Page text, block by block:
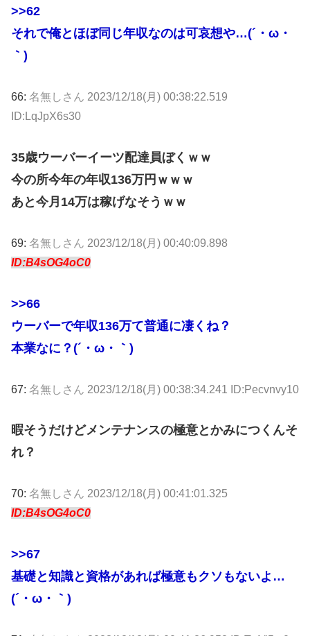
>>62
それで俺とほぼ同じ年収なのは可哀想や…(´・ω・
｀)
66: 名無しさん 2023/12/18(月) 00:38:22.519
ID:LqJpX6s30
35歳ウーバーイーツ配達員ぼくｗｗ
今の所今年の年収136万円ｗｗｗ
あと今月14万は稼げなそうｗｗ
69: 名無しさん 2023/12/18(月) 00:40:09.898
ID:B4sOG4oC0
>>66
ウーバーで年収136万て普通に凄くね？
本業なに？(´・ω・｀)
67: 名無しさん 2023/12/18(月) 00:38:34.241 ID:Pecvnvy10
暇そうだけどメンテナンスの極意とかみにつくんそ
れ？
70: 名無しさん 2023/12/18(月) 00:41:01.325
ID:B4sOG4oC0
>>67
基礎と知識と資格があれば極意もクソもないよ…
(´・ω・｀)